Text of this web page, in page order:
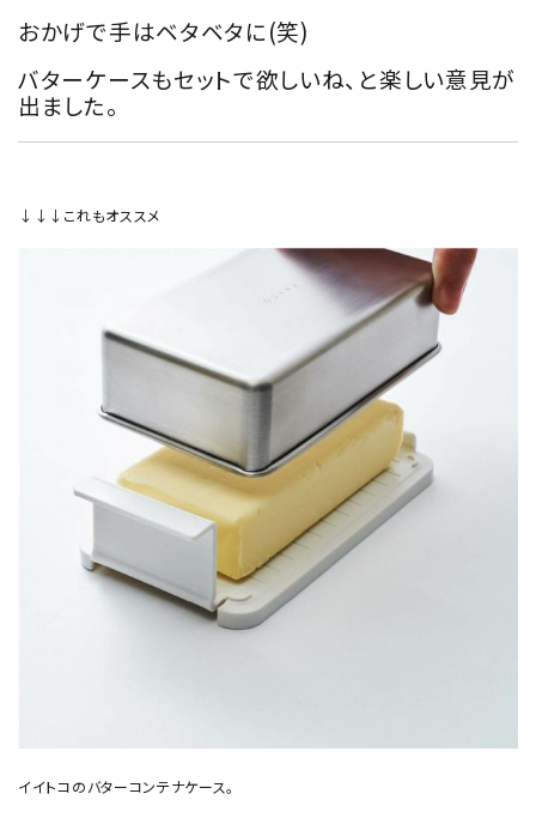
おかげで手はベタベタに(笑)
バターケースもセットで欲しいね、と楽しい意見が
出ました。
↓↓↓これもオススメ
イイトコのバターコンテナケース。